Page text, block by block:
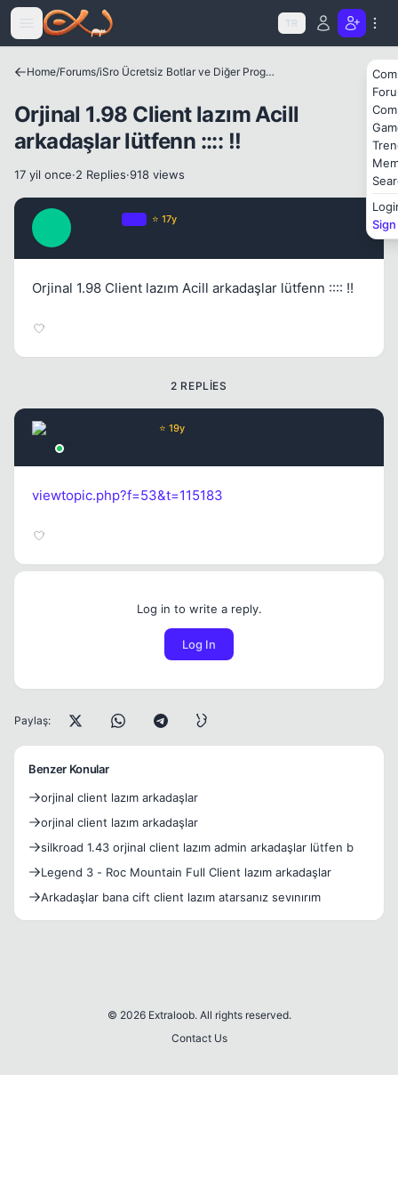
Icerige atla
TR
Home/Forums/ iSro Ücretsiz Botlar ve Diğer Programlar
Orjinal 1.98 Client lazım Acill
arkadaşlar lütfenn :::: !!
17 yil once·2 Replies·918 views
⭐ 17y
Orjinal 1.98 Client lazım Acill arkadaşlar lütfenn :::: !!
2 REPLIES
⭐ 19y
viewtopic.php?f=53&t=115183
Log in to write a reply.
Log In
Paylaş:
Benzer Konular
orjinal client lazım arkadaşlar
orjinal client lazım arkadaşlar
silkroad 1.43 orjinal client lazım admin arkadaşlar lütfen b
Legend 3 - Roc Mountain Full Client lazım arkadaşlar
Arkadaşlar bana cift client lazım atarsanız sevınırım
© 2026 Extraloob. All rights reserved.
Contact Us